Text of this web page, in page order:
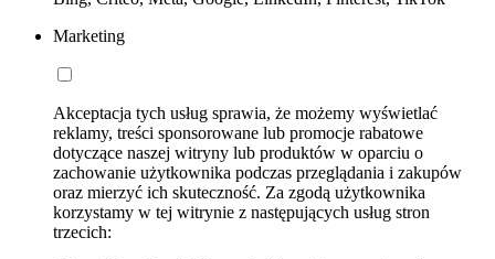
Marketing
Akceptacja tych usług sprawia, że możemy wyświetlać
reklamy, treści sponsorowane lub promocje rabatowe
dotyczące naszej witryny lub produktów w oparciu o
zachowanie użytkownika podczas przeglądania i zakupów
oraz mierzyć ich skuteczność. Za zgodą użytkownika
korzystamy w tej witrynie z następujących usług stron
trzecich: